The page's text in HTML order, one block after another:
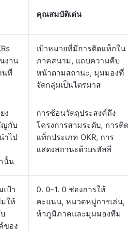
คุณสมบัติเด่น
งาน
นที่
เป้าหมายที่มีการติดแท็กใน
ภาคสนาม, แถบความคืบ
หน้าตามสถานะ, มุมมองที่
จัดกลุ่มเป็นไตรมาส
ง
ญกับ
ำไป
นั้น
การซ้อนวัตถุประสงค์ถึง
โครงการสามระดับ, การติด
แท็กประเภท OKR, การ
แสดงสถานะด้วยรหัสสี
เป้า
ให้
ของ
0. 0–1. 0 ช่องการให้
คะแนน, หมวดหมู่การเล่น,
ห้าภูมิภาคและมุมมองทีม